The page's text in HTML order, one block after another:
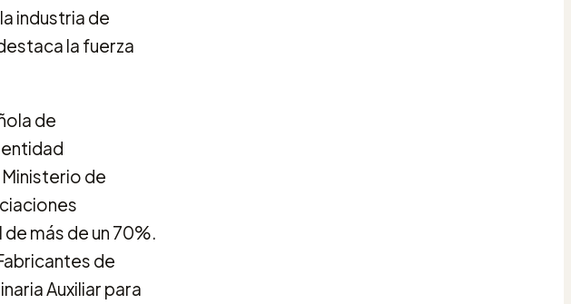
industria de
la fuerza
de
de
más de un 70%.
de
Auxiliar para